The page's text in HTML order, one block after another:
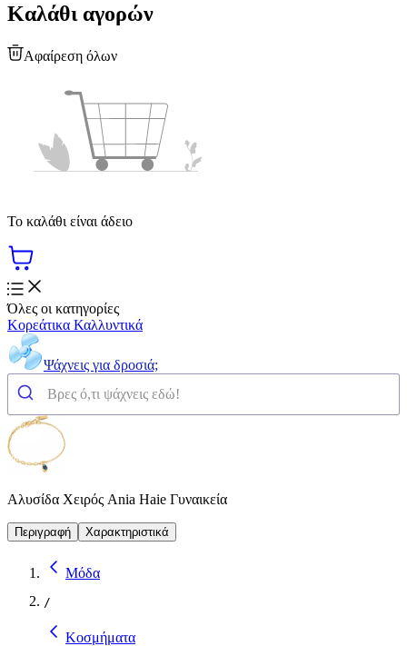
Καλάθι αγορών
Αφαίρεση όλων
Το καλάθι είναι άδειο
Όλες οι κατηγορίες
Κορεάτικα Καλλυντικά
Ψάχνεις για δροσιά;
Αλυσίδα Χειρός Ania Haie Γυναικεία
Περιγραφή Χαρακτηριστικά
Μόδα
/
Κοσμήματα